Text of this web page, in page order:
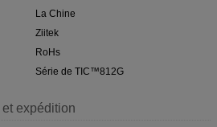
La Chine
Ziitek
RoHs
Série de TIC™812G
expédition